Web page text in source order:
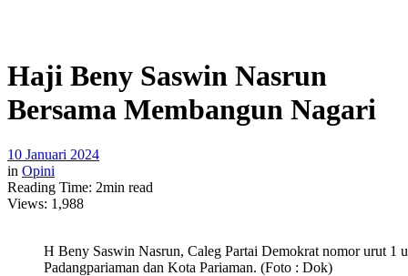
Haji Beny Saswin Nasrun
Bersama Membangun Nagari
10 Januari 2024
in Opini
Reading Time: 2min read
Views: 1,988
H Beny Saswin Nasrun, Caleg Partai Demokrat nomor urut 1
Padangpariaman dan Kota Pariaman. (Foto : Dok)